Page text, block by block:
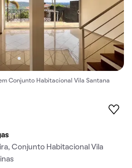
Conjunto Habitacional Vila Santana
Conjunto Habitacional Vila